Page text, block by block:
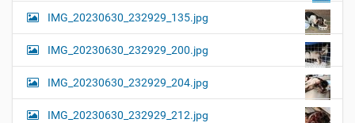
IMG_20230630_232929_135.jpg
IMG_20230630_232929_200.jpg
IMG_20230630_232929_204.jpg
IMG_20230630_232929_212.jpg